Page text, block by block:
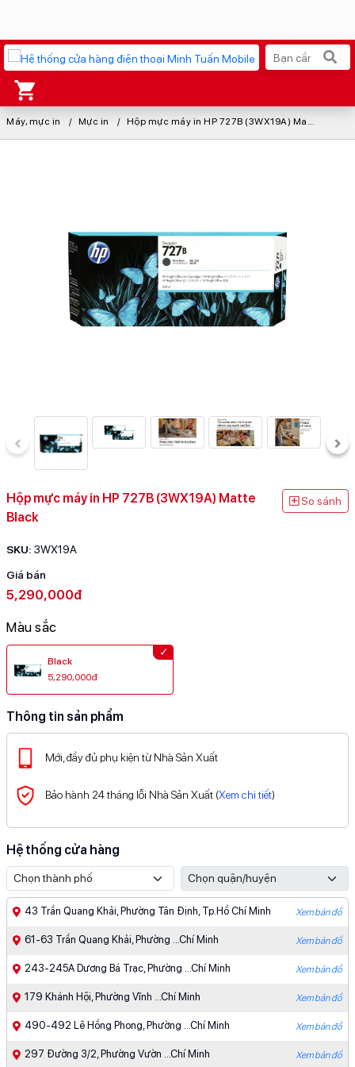
Xu hướng tìm kiếm
Apple Watch S11 Ốp lưng Pitaka
Osmo Pocket 4 Ốp lưng Apple
Loa Marshall Cốc sạc Apple
Máy, mực in Mực in Hộp mực máy in HP 727B (3WX19A) Matte Black
Hộp mực máy in HP 727B (3WX19A) Matte
Black
So sánh
SKU: 3WX19A
Giá bán
5,290,000đ
Màu sắc
Black
5,290,000đ
Thông tin sản phẩm
Mới, đầy đủ phụ kiện từ Nhà Sản Xuất
Bảo hành 24 tháng lỗi Nhà Sản Xuất (Xem chi tiết)
Hệ thống cửa hàng
43 Trần Quang Khải, Phường Tân Định, Tp.Hồ Chí Minh Xem bản đồ
61-63 Trần Quang Khải, Phường ...Chí Minh Xem bản đồ
243-245A Dương Bá Trạc, Phường ...Chí Minh Xem bản đồ
179 Khánh Hội, Phường Vĩnh ...Chí Minh Xem bản đồ
490-492 Lê Hồng Phong, Phường ...Chí Minh Xem bản đồ
297 Đường 3/2, Phường Vườn ...Chí Minh Xem bản đồ